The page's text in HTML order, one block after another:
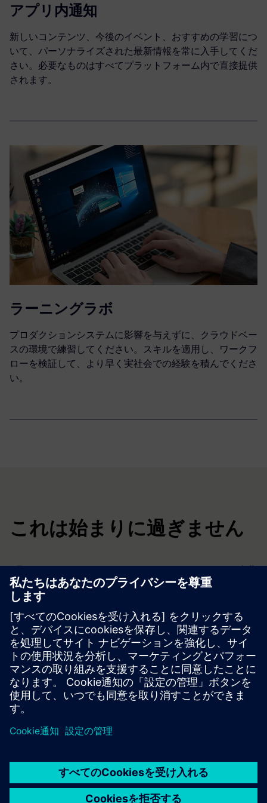
アプリ内通知
新しいコンテンツ、今後のイベント、おすすめの学習につ
いて、パーソナライズされた最新情報を常に入手してくだ
さい。必要なものはすべてプラットフォーム内で直接提供
されます。
ラーニングラボ
プロダクションシステムに影響を与えずに、クラウドベー
スの環境で練習してください。スキルを適用し、ワークフ
ローを検証して、より早く実社会での経験を積んでくださ
い。
これは始まりに過ぎません
7月のリリースは、Siemens Xcelerator・アカデミーの進化
における次のステップです。
く身につけ、ソフトウェアの採用を促進するのに役立つ新
しい機能を引き続き追加していきます。